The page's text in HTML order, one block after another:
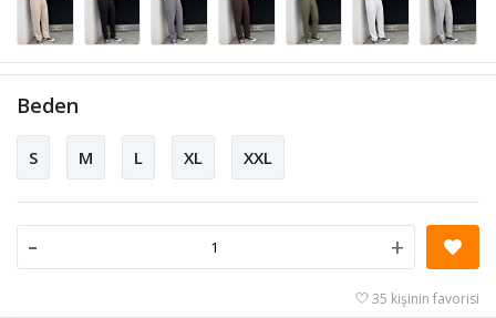
Beden
S M L XL XXL
- +
35 kişinin favorisi